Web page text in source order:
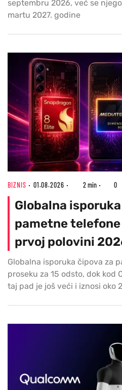
septembru 2026, već se
martu 2027. godine
BIZNIS 01.08.2026 2 min 0
Globalna
pametne telefone
prvoj polovini
Globalna isporuka čipova za
proseku za 15 odsto, dok kod
taj pad je još veći i iznosi oko